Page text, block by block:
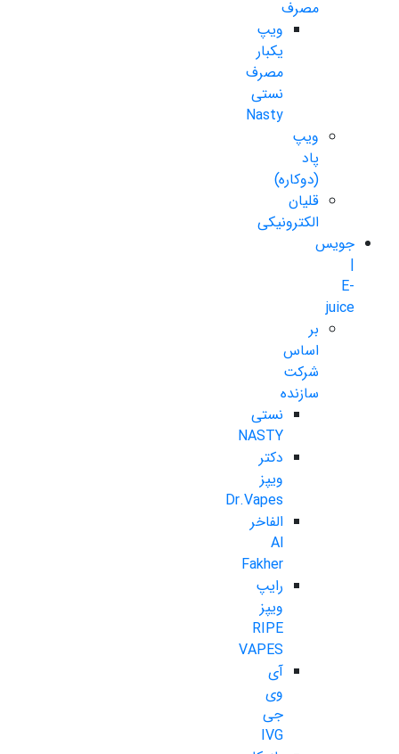
مصرف
ویپ
یکبار
مصرف
نستی
Nasty
ویپ
پاد
(دوکاره)
قلیان
الکترونیکی
جویس
|
E-
juice
بر
اساس
شرکت
سازنده
نستی
NASTY
دکتر
ویپز
Dr.Vapes
الفاخر
Al
Fakher
رایپ
ویپز
RIPE
VAPES
آی
وی
جی
IVG